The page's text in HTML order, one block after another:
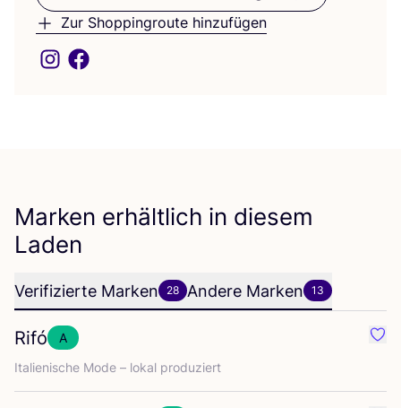
Zur Shoppingroute hinzufügen
Marken erhältlich in diesem
Laden
Verifizierte Marken 28 Andere Marken 13
Rifó
A
Ita­lie­ni­sche Mode – lokal produziert